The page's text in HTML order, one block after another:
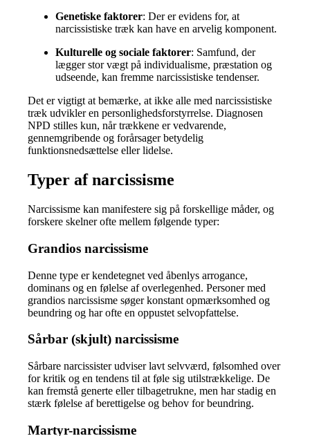
Genetiske faktorer:Der er evidens for, at
narcissistiske træk kan have en arvelig komponent.
Kulturelle og sociale faktorer: Samfund, der
lægger stor vægt på individualisme, præstation og
udseende, kan fremme narcissistiske tendenser.
Det er vigtigt at bemærke, at ikke alle med narcissistiske
træk udvikler en personlighedsforstyrrelse. Diagnosen
NPD stilles kun, når trækkene er vedvarende,
gennemgribende og forårsager betydelig
funktionsnedsættelse eller lidelse.
Typer af narcissisme
Narcissisme kan manifestere sig på forskellige måder, og
forskere skelner ofte mellem følgende typer:
Grandios narcissisme
Denne type er kendetegnet ved åbenlys arrogance,
dominans og en følelse af overlegenhed. Personer med
grandios narcissisme søger konstant opmærksomhed og
beundring og har ofte en oppustet selvopfattelse.
Sårbar (skjult) narcissisme
Sårbare narcissister udviser lavt selvværd, følsomhed over
for kritik og en tendens til at føle sig utilstrækkelige. De
kan fremstå generte eller tilbagetrukne, men har stadig en
stærk følelse af berettigelse og behov for beundring.
Martyr-narcissisme